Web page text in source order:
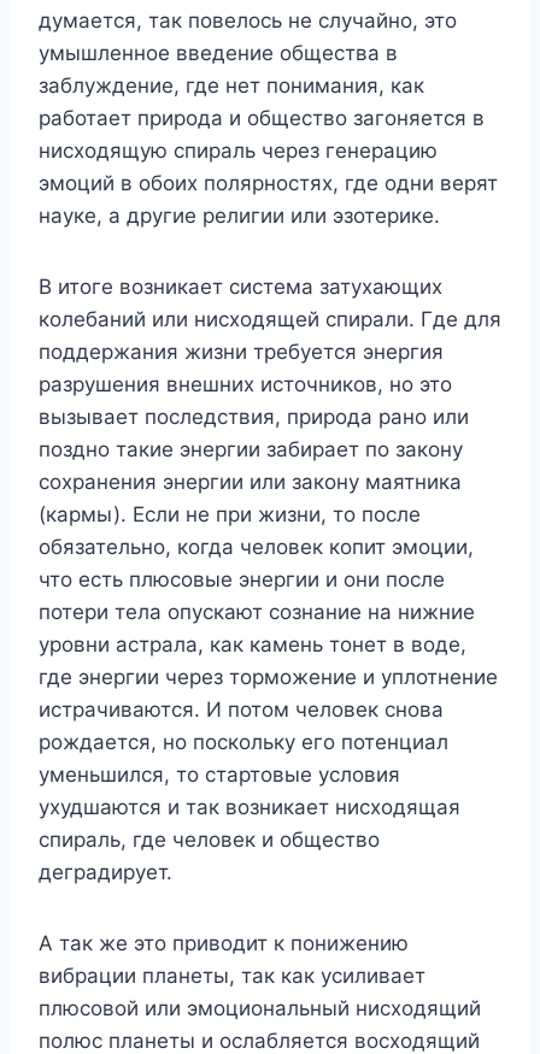
думается, так повелось не случайно, это
умышленное введение общества в
заблуждение, где нет понимания, как
работает природа и общество загоняется в
нисходящую спираль через генерацию
эмоций в обоих полярностях, где одни верят
науке, а другие религии или эзотерике.
В итоге возникает система затухающих
колебаний или нисходящей спирали. Где для
поддержания жизни требуется энергия
разрушения внешних источников, но это
вызывает последствия, природа рано или
поздно такие энергии забирает по закону
сохранения энергии или закону маятника
(кармы). Если не при жизни, то после
обязательно, когда человек копит эмоции,
что есть плюсовые энергии и они после
потери тела опускают сознание на нижние
уровни астрала, как камень тонет в воде,
где энергии через торможение и уплотнение
истрачиваются. И потом человек снова
рождается, но поскольку его потенциал
уменьшился, то стартовые условия
ухудшаются и так возникает нисходящая
спираль, где человек и общество
деградирует.
А так же это приводит к понижению
вибрации планеты, так как усиливает
плюсовой или эмоциональный нисходящий
полюс планеты и ослабляется восходящий